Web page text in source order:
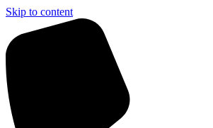
Skip to content